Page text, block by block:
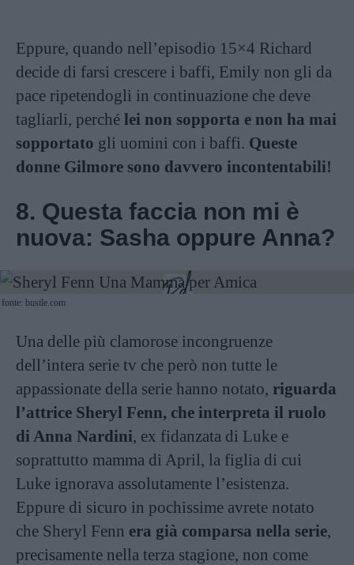
Eppure, quando nell’episodio 15×4 Richard
decide di farsi crescere i baffi, Emily non gli da
pace ripetendogli in continuazione che deve
tagliarli, perché lei non sopporta e non ha mai
sopportato gli uomini con i baffi. Queste
donne Gilmore sono davvero incontentabili!
8. Questa faccia non mi è
nuova: Sasha oppure Anna?
fonte: bustle.com
Una delle più clamorose incongruenze
dell’intera serie tv che però non tutte le
appassionate della serie hanno notato, riguarda
l’attrice Sheryl Fenn, che interpreta il ruolo
di Anna Nardini, ex fidanzata di Luke e
soprattutto mamma di April, la figlia di cui
Luke ignorava assolutamente l’esistenza.
Eppure di sicuro in pochissime avrete notato
che Sheryl Fenn era già comparsa nella serie,
precisamente nella terza stagione, non come